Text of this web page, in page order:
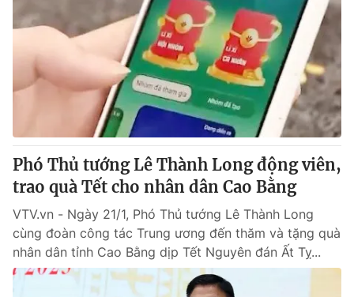
Phó Thủ tướng Lê Thành Long động viên,
trao quà Tết cho nhân dân Cao Bằng
VTV.vn - Ngày 21/1, Phó Thủ tướng Lê Thành Long
cùng đoàn công tác Trung ương đến thăm và tặng quà
nhân dân tỉnh Cao Bằng dịp Tết Nguyên đán Ất Tỵ...